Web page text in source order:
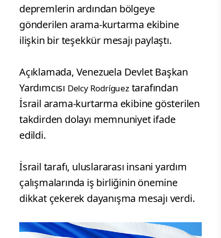
depremlerin ardından bölgeye
gönderilen arama-kurtarma ekibine
ilişkin bir teşekkür mesajı paylaştı.
Açıklamada, Venezuela Devlet Başkan
Yardımcısı Delcy Rodrígueztarafından
İsrail arama-kurtarma ekibine gösterilen
takdirden dolayı memnuniyet ifade
edildi.
İsrail tarafı, uluslararası insani yardım
çalışmalarında iş birliğinin önemine
dikkat çekerek dayanışma mesajı verdi.